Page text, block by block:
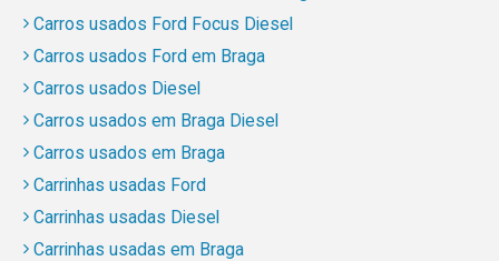
Carros usados Ford Focus Diesel
Carros usados Ford em Braga
Carros usados Diesel
Carros usados em Braga Diesel
Carros usados em Braga
Carrinhas usadas Ford
Carrinhas usadas Diesel
Carrinhas usadas em Braga